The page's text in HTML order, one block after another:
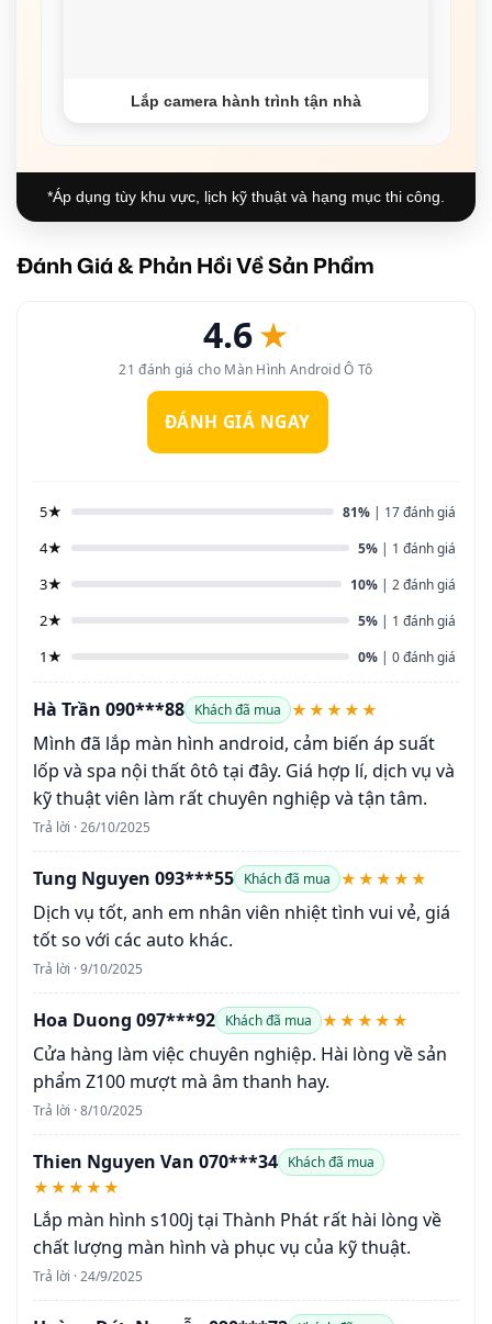
Lắp camera hành trình tận nhà
*Áp dụng tùy khu vực, lịch kỹ thuật và hạng mục thi công.
Đánh Giá & Phản Hồi Về Sản Phẩm
4.6★
21 đánh giá cho Màn Hình Android Ô Tô
ĐÁNH GIÁ NGAY
5★ 81% | 17 đánh giá
4★ 5% | 1 đánh giá
3★ 10% | 2 đánh giá
2★ 5% | 1 đánh giá
1★ 0% | 0 đánh giá
Hà Trần 090***88 Khách đã mua ★★★★★
Mình đã lắp màn hình android, cảm biến áp suất
lốp và spa nội thất ôtô tại đây. Giá hợp lí, dịch vụ và
kỹ thuật viên làm rất chuyên nghiệp và tận tâm.
Trả lời · 26/10/2025
Tung Nguyen 093***55 Khách đã mua ★★★★★
Dịch vụ tốt, anh em nhân viên nhiệt tình vui vẻ, giá
tốt so với các auto khác.
Trả lời · 9/10/2025
Hoa Duong 097***92 Khách đã mua ★★★★★
Cửa hàng làm việc chuyên nghiệp. Hài lòng về sản
phẩm Z100 mượt mà âm thanh hay.
Trả lời · 8/10/2025
Thien Nguyen Van 070***34 Khách đã mua
★★★★★
Lắp màn hình s100j tại Thành Phát rất hài lòng về
chất lượng màn hình và phục vụ của kỹ thuật.
Trả lời · 24/9/2025